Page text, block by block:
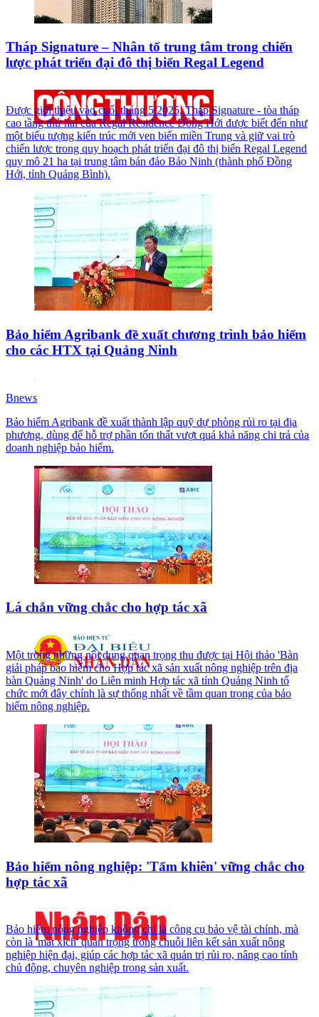
Tháp Signature – Nhân tố trung tâm trong chiến
lược phát triển đại đô thị biển Regal Legend
Được giới thiệu vào cuối tháng 5/2025, Tháp Signature - tòa tháp
cao tầng thứ hai của Regal Residence Đồng Hới được biết đến như
một biểu tượng kiến trúc mới ven biển miền Trung và giữ vai trò
chiến lược trong quy hoạch phát triển đại đô thị biển Regal Legend
quy mô 21 ha tại trung tâm bán đảo Bảo Ninh (thành phố Đồng
Hới, tỉnh Quảng Bình).
Bảo hiểm Agribank đề xuất chương trình bảo hiểm
cho các HTX tại Quảng Ninh
Bnews
Bảo hiểm Agribank đề xuất thành lập quỹ dự phòng rủi ro tại địa
phương, dùng để hỗ trợ phần tổn thất vượt quá khả năng chi trả của
doanh nghiệp bảo hiểm.
Lá chắn vững chắc cho hợp tác xã
Một trong những nội dung quan trọng thu được tại Hội thảo 'Bàn
giải pháp bảo hiểm cho Hợp tác xã sản xuất nông nghiệp trên địa
bàn Quảng Ninh' do Liên minh Hợp tác xã tỉnh Quảng Ninh tổ
chức mới đây chính là sự thống nhất về tầm quan trọng của bảo
hiểm nông nghiệp.
Bảo hiểm nông nghiệp: 'Tấm khiên' vững chắc cho
hợp tác xã
Bảo hiểm nông nghiệp không chỉ là công cụ bảo vệ tài chính, mà
còn là 'mắt xích' quan trọng trong chuỗi liên kết sản xuất nông
nghiệp hiện đại, giúp các hợp tác xã quản trị rủi ro, nâng cao tính
chủ động, chuyên nghiệp trong sản xuất.